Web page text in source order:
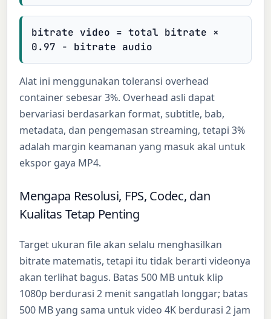
bitrate video = total bitrate ×
0.97 − bitrate audio
Alat ini menggunakan toleransi overhead
container sebesar 3%. Overhead asli dapat
bervariasi berdasarkan format, subtitle, bab,
metadata, dan pengemasan streaming, tetapi 3%
adalah margin keamanan yang masuk akal untuk
ekspor gaya MP4.
Mengapa Resolusi, FPS, Codec, dan
Kualitas Tetap Penting
Target ukuran file akan selalu menghasilkan
bitrate matematis, tetapi itu tidak berarti videonya
akan terlihat bagus. Batas 500 MB untuk klip
1080p berdurasi 2 menit sangatlah longgar; batas
500 MB yang sama untuk video 4K berdurasi 2 jam